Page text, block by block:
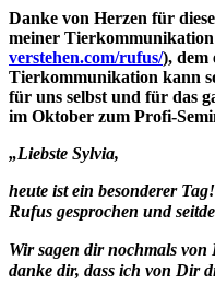
Danke von Herzen für
meiner
verstehen.com/rufus/), dem
Tierkommunikation kann
für uns selbst und für das
im Oktober zum Profi-
„Liebste Sylvia,
heute ist ein besonderer
Rufus gesprochen und
Wir sagen dir nochmals
danke dir, dass ich von Dir